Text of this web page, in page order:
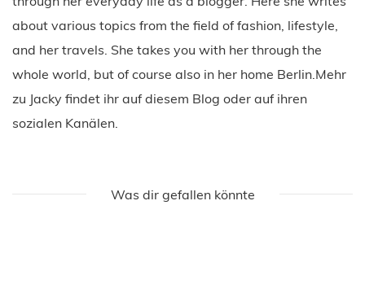
about various topics from the field of fashion, lifestyle,
and her travels. She takes you with her through the
whole world, but of course also in her home Berlin.Mehr
zu Jacky findet ihr auf diesem Blog oder auf ihren
sozialen Kanälen.
Was dir gefallen könnte